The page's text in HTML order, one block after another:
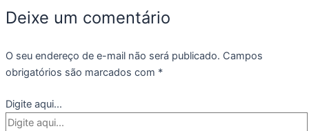
Deixe um comentário
O seu endereço de e-mail não será publicado. Campos
obrigatórios são marcados com *
Digite aqui...